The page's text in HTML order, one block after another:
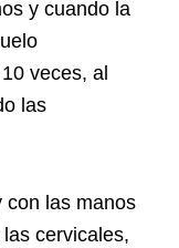
y cuando la
veces, al
las
con las manos
cervicales,